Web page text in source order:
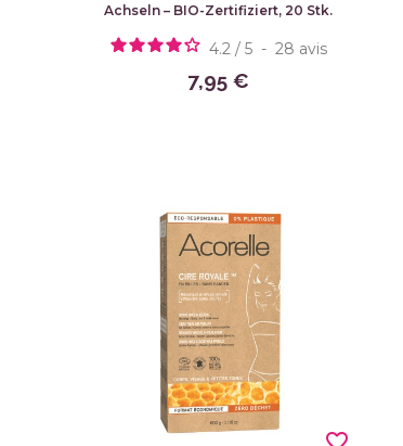
Achseln – BIO-Zertifiziert, 20 Stk.
4.2 / 5 - 28 avis
7,95 €